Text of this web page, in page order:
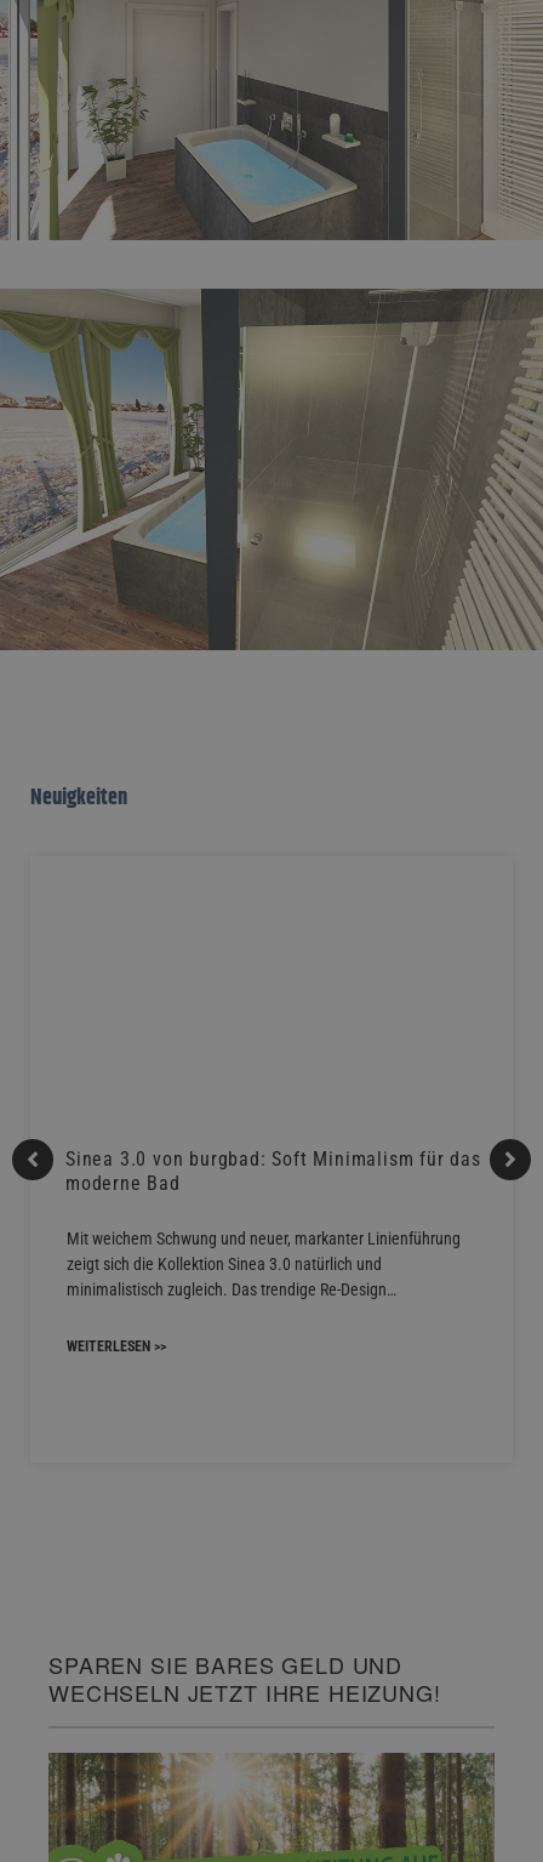
Neuigkeiten
Sinea 3.0 von burgbad: Soft Minimalism für das
moderne Bad
Mit weichem Schwung und neuer, markanter Linienführung
zeigt sich die Kollektion Sinea 3.0 natürlich und
minimalistisch zugleich. Das trendige Re-Design…
WEITERLESEN >>
SPAREN SIE BARES GELD UND
WECHSELN JETZT IHRE HEIZUNG!